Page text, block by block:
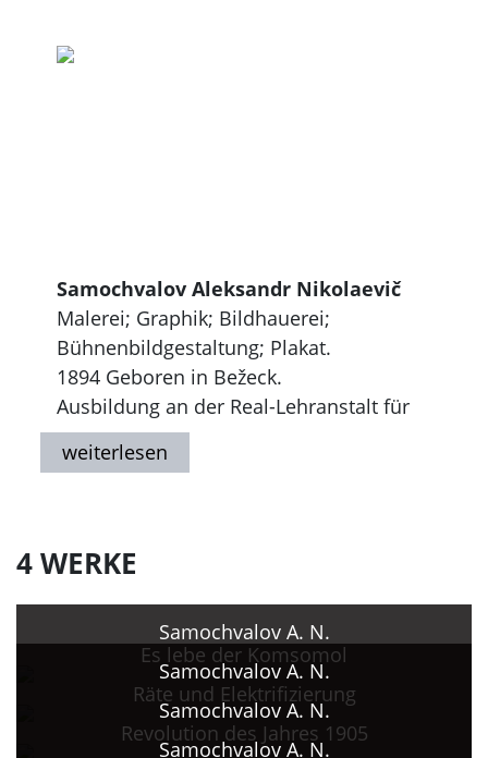
Samochvalov Aleksandr Nikolaevič
Malerei; Graphik; Bildhauerei;
Bühnenbildgestaltung; Plakat.
1894 Geboren in Bežeck.
Ausbildung an der Real-Lehranstalt für
Zeichnen bei I. M. Kostenko.
1914 - 1917, Studium an der Kaiserlichen
Architekturfakultät, später an der
Fakultät für Malerei bei K. Petrov-Vodkin.
Seit 1917 Teilnahme an nationalen und
internationalen Ausstellungen.
1918 Gestaltung der Stadt Bežeck zum
ersten Jahrestag der Oktoberrevolution;
Plakate; Projekt für den Sowjetpalast in
4 WERKE
Samochvalov A. N.
Es lebe der Komsomol
Samochvalov A. N.
Räte und Elektrifizierung
Samochvalov A. N.
Revolution des Jahres 1905
Samochvalov A. N.